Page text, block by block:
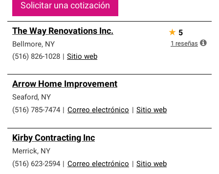
Solicitar una cotización
The Way Renovations Inc.
Bellmore, NY
(516) 826-1028
Sitio web
★ 5
1 reseñas
Arrow Home Improvement
Seaford, NY
(516) 785-7474
Correo electrónico Sitio web
Kirby Contracting Inc
Merrick, NY
(516) 623-2594
Correo electrónico Sitio web